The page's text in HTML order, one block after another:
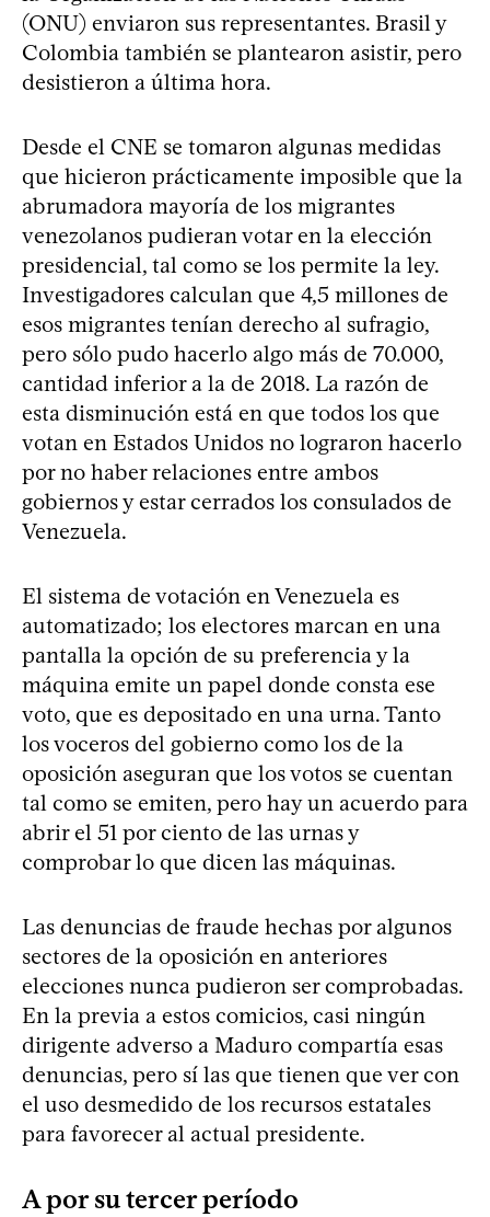
(ONU) enviaron sus representantes. Brasil y
Colombia también se plantearon asistir, pero
desistieron a última hora.
Desde el CNE se tomaron algunas medidas
que hicieron prácticamente imposible que la
abrumadora mayoría de los migrantes
venezolanos pudieran votar en la elección
presidencial, tal como se los permite la ley.
Investigadores calculan que 4,5 millones de
esos migrantes tenían derecho al sufragio,
pero sólo pudo hacerlo algo más de 70.000,
cantidad inferior a la de 2018. La razón de
esta disminución está en que todos los que
votan en Estados Unidos no lograron hacerlo
por no haber relaciones entre ambos
gobiernos y estar cerrados los consulados de
Venezuela.
El sistema de votación en Venezuela es
automatizado; los electores marcan en una
pantalla la opción de su preferencia y la
máquina emite un papel donde consta ese
voto, que es depositado en una urna. Tanto
los voceros del gobierno como los de la
oposición aseguran que los votos se cuentan
tal como se emiten, pero hay un acuerdo para
abrir el 51 por ciento de las urnas y
comprobar lo que dicen las máquinas.
Las denuncias de fraude hechas por algunos
sectores de la oposición en anteriores
elecciones nunca pudieron ser comprobadas.
En la previa a estos comicios, casi ningún
dirigente adverso a Maduro compartía esas
denuncias, pero sí las que tienen que ver con
el uso desmedido de los recursos estatales
para favorecer al actual presidente.
A por su tercer período